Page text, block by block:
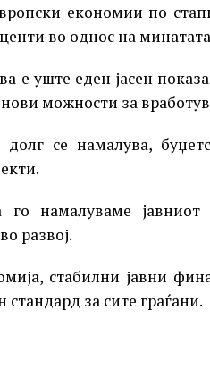
економии по
во однос на
е уште еден јасен
можности за
се намалува,
намалуваме
развој.
стабилни јавни
за сите граѓани.